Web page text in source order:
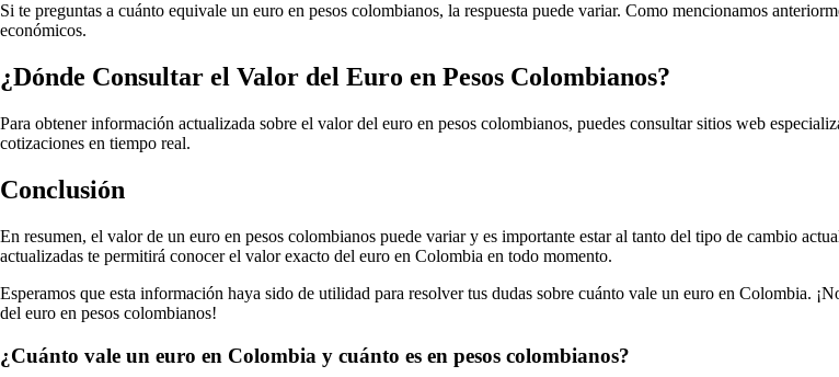
Si te preguntas a cuánto equivale un euro en pesos colombianos, la respuesta puede variar. Como mencionamos
económicos.
¿Dónde Consultar el Valor del Euro en Pesos Colombianos?
Para obtener información actualizada sobre el valor del euro en pesos colombianos, puedes consultar sitios web
cotizaciones en tiempo real.
Conclusión
En resumen, el valor de un euro en pesos colombianos puede variar y es importante estar al tanto del tipo de cambio
actualizadas te permitirá conocer el valor exacto del euro en Colombia en todo momento.
Esperamos que esta información haya sido de utilidad para resolver tus dudas sobre cuánto vale un euro en Colombia.
del euro en pesos colombianos!
¿Cuánto vale un euro en Colombia y cuánto es en pesos colombianos?